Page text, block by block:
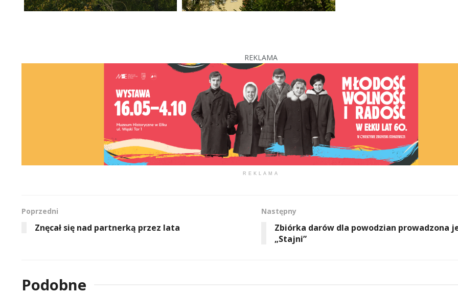
REKLAMA
REKLAMA
Poprzedni
Znęcał się nad partnerką przez lata
Następny
Zbiórka darów dla powodzian prowadzona
„Stajni”
Podobne